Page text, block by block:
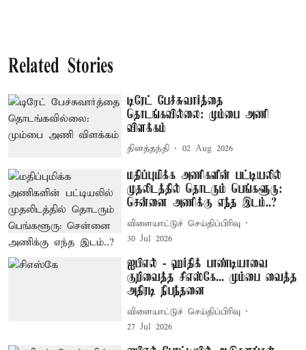
Related Stories
டிரேட் பேச்சுவார்த்தை
தொடங்கவில்லை: மும்பை அணி
விளக்கம்
தினத்தந்தி 02 Aug 2026
மதிப்புமிக்க அணிகளின் பட்டியலில்
முதலிடத்தில் தொடரும் பெங்களூரு:
சென்னை அணிக்கு எந்த இடம்..?
விளையாட்டுச் செய்திப்பிரிவு
30 Jul 2026
ஐபிஎல் - ஹர்திக் பாண்டியாவை
குறிவைத்த சிஎஸ்கே... மும்பை வைத்த
அதிரடி நிபந்தனை
விளையாட்டுச் செய்திப்பிரிவு
27 Jul 2026